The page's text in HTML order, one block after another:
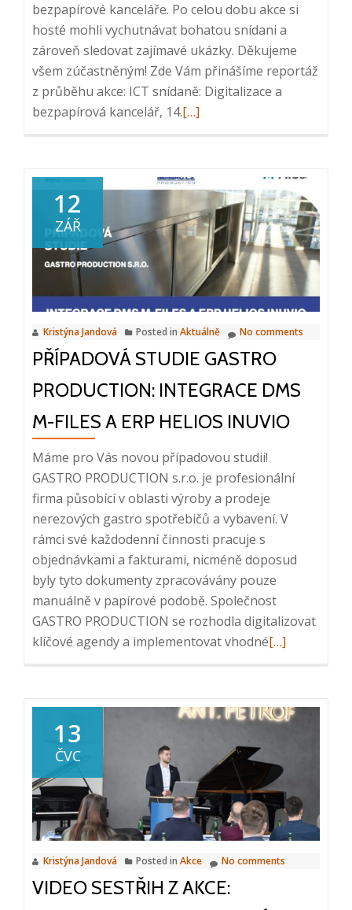
bezpapírové kanceláře. Po celou dobu akce si
hosté mohli vychutnávat bohatou snídani a
zároveň sledovat zajímavé ukázky. Děkujeme
všem zúčastněným! Zde Vám přinášíme reportáž
z průběhu akce: ICT snídaně: Digitalizace a
bezpapírová kancelář, 14.Read
z
ICT
snídaně:
Digitalizace
a
bezpapírová
kancelář,
14.
3.
[…]
12
ZÁŘ
Kristýna Jandová Posted in Aktuálně No comments
PŘÍPADOVÁ STUDIE GASTRO
PRODUCTION: INTEGRACE DMS
M-FILES A ERP HELIOS INUVIO
Máme pro Vás novou případovou studii!
GASTRO PRODUCTION s.r.o. je profesionální
firma působící v oblasti výroby a prodeje
nerezových gastro spotřebičů a vybavení. V
rámci své každodenní činnosti pracuje s
objednávkami a fakturami, nicméně doposud
byly tyto dokumenty zpracovávány pouze
manuálně v papírové podobě. Společnost
GASTRO PRODUCTION se rozhodla digitalizovat
klíčové agendy a implementovat vhodnéRead
studie
Integrace
DMS
M-
Files
a
[…]
13
ČVC
Kristýna Jandová Posted in Akce No comments
VIDEO SESTŘIH Z AKCE: